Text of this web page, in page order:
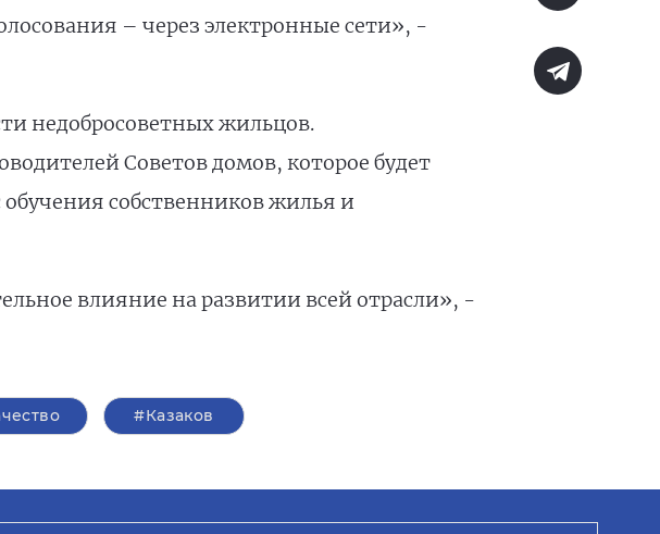
– через электронные сети», -
недобросоветных жильцов.
Советов домов, которое будет
собственников жилья и
влияние на развитии всей отрасли», -
#Казаков